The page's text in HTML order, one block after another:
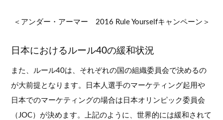
＜アンダー・アーマー 2016 Rule Yourselfキャンペーン＞
日本におけるルール40の緩和状況
また、ルール40は、それぞれの国の組織委員会で決めるの
が大前提となります。日本人選手のマーケティング起用や
日本でのマーケティングの場合は日本オリンピック委員会
（JOC）が決めます。上記のように、世界的には緩和されて